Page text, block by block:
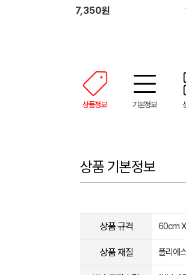
함 (풀칼라인쇄)
7,350원
상품정보 기본정보
상품 기본정보
상품 규격 60cm
상품 재질 폴리에